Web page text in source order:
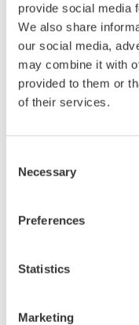
provide social media
We also share
our social media,
may combine it with
provided to them or
of their services.
Selection
Necessary
Preferences
Statistics
Marketing
お気軽にお問